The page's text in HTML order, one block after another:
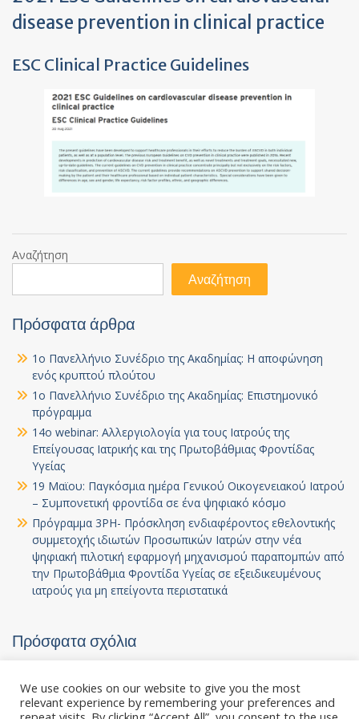
disease prevention in clinical practice
ESC Clinical Practice Guidelines
Αναζήτηση
Αναζήτηση
Πρόσφατα άρθρα
1ο Πανελλήνιο Συνέδριο της Ακαδημίας: Η αποφώνηση
ενός κρυπτού πλούτου
1ο Πανελλήνιο Συνέδριο της Ακαδημίας: Επιστημονικό
πρόγραμμα
14ο webinar: Αλλεργιολογία για τους Ιατρούς της
Επείγουσας Ιατρικής και της Πρωτοβάθμιας Φροντίδας
Υγείας
19 Μαϊου: Παγκόσμια ημέρα Γενικού Οικογενειακού Ιατρού
– Συμπονετική φροντίδα σε ένα ψηφιακό κόσμο
Πρόγραμμα 3PH- Πρόσκληση ενδιαφέροντος εθελοντικής
συμμετοχής ιδιωτών Προσωπικών Ιατρών στην νέα
ψηφιακή πιλοτική εφαρμογή μηχανισμού παραπομπών από
την Πρωτοβάθμια Φροντίδα Υγείας σε εξειδικευμένους
ιατρούς για μη επείγοντα περιστατικά
Πρόσφατα σχόλια
We use cookies on our website to give you the most
relevant experience by remembering your preferences and